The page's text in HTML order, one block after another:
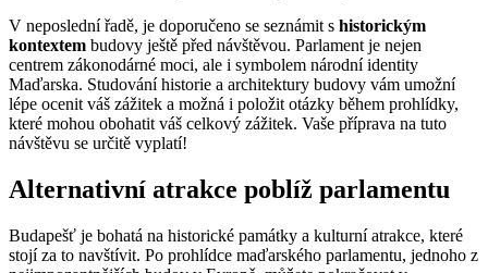
V neposlední řadě, je doporučeno se seznámit s historickým
kontextem budovy ještě před návštěvou. Parlament je nejen
centrem zákonodárné moci, ale i symbolem národní identity
Maďarska. Studování historie a architektury budovy vám umožní
lépe ocenit váš zážitek a možná i položit otázky během prohlídky,
které mohou obohatit váš celkový zážitek. Vaše příprava na tuto
návštěvu se určitě vyplatí!
Alternativní atrakce poblíž parlamentu
Budapešť je bohatá na historické památky a kulturní atrakce, které
stojí za to navštívit. Po prohlídce maďarského parlamentu, jednoho z